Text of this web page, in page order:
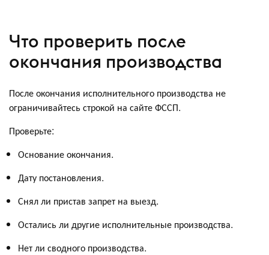
Что проверить после
окончания производства
После окончания исполнительного производства не
ограничивайтесь строкой на сайте ФССП.
Проверьте:
Основание окончания.
Дату постановления.
Снял ли пристав запрет на выезд.
Остались ли другие исполнительные производства.
Нет ли сводного производства.